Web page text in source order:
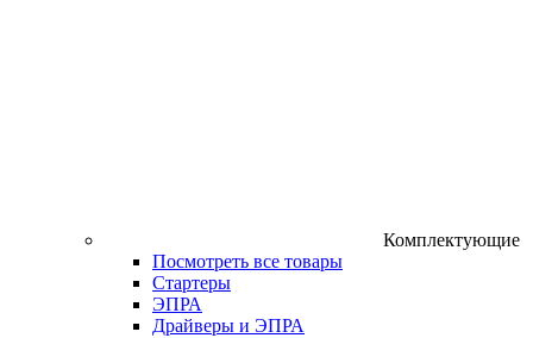
Комплектующие
Посмотреть все товары
Стартеры
ЭПРА
Драйверы и ЭПРА